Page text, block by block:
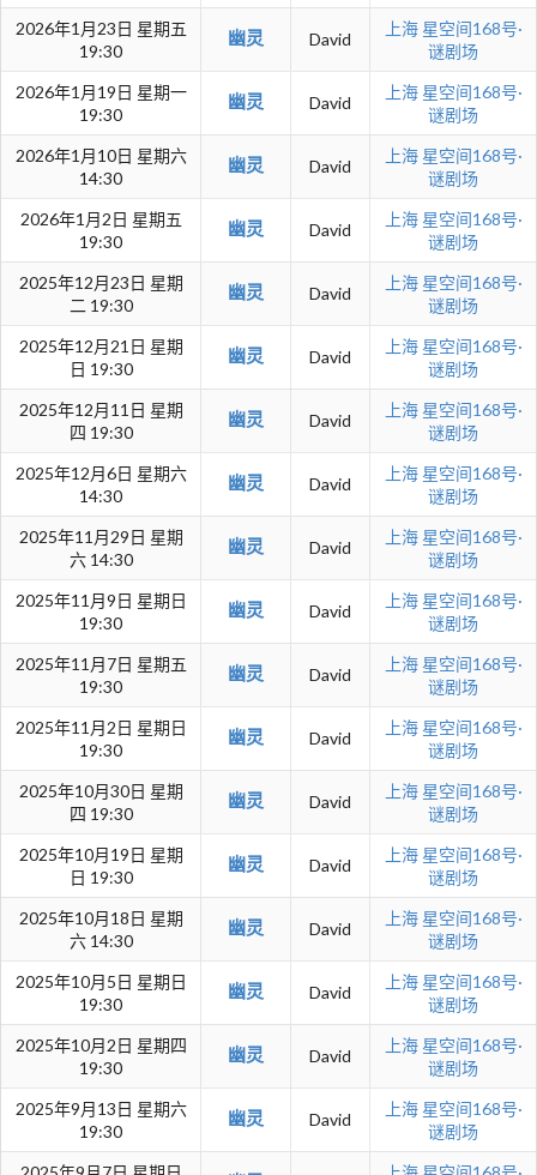
2026年1月23日 星期五
19:30
幽灵 David
上海 星空间168号·
谜剧场
2026年1月19日 星期一
19:30
幽灵 David
上海 星空间168号·
谜剧场
2026年1月10日 星期六
14:30
幽灵 David
上海 星空间168号·
谜剧场
2026年1月2日 星期五
19:30
幽灵 David
上海 星空间168号·
谜剧场
2025年12月23日 星期
二 19:30
幽灵 David
上海 星空间168号·
谜剧场
2025年12月21日 星期
日 19:30
幽灵 David
上海 星空间168号·
谜剧场
2025年12月11日 星期
四 19:30
幽灵 David
上海 星空间168号·
谜剧场
2025年12月6日 星期六
14:30
幽灵 David
上海 星空间168号·
谜剧场
2025年11月29日 星期
六 14:30
幽灵 David
上海 星空间168号·
谜剧场
2025年11月9日 星期日
19:30
幽灵 David
上海 星空间168号·
谜剧场
2025年11月7日 星期五
19:30
幽灵 David
上海 星空间168号·
谜剧场
2025年11月2日 星期日
19:30
幽灵 David
上海 星空间168号·
谜剧场
2025年10月30日 星期
四 19:30
幽灵 David
上海 星空间168号·
谜剧场
2025年10月19日 星期
日 19:30
幽灵 David
上海 星空间168号·
谜剧场
2025年10月18日 星期
六 14:30
幽灵 David
上海 星空间168号·
谜剧场
2025年10月5日 星期日
19:30
幽灵 David
上海 星空间168号·
谜剧场
2025年10月2日 星期四
19:30
幽灵 David
上海 星空间168号·
谜剧场
2025年9月13日 星期六
19:30
幽灵 David
上海 星空间168号·
谜剧场